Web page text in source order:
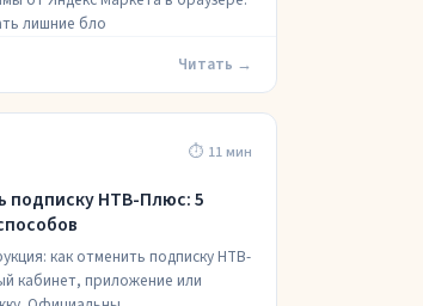
лишние бло
Читать →
⏱ 11 мин
подписку НТВ-Плюс: 5
как отменить подписку НТВ-
кабинет, приложение или